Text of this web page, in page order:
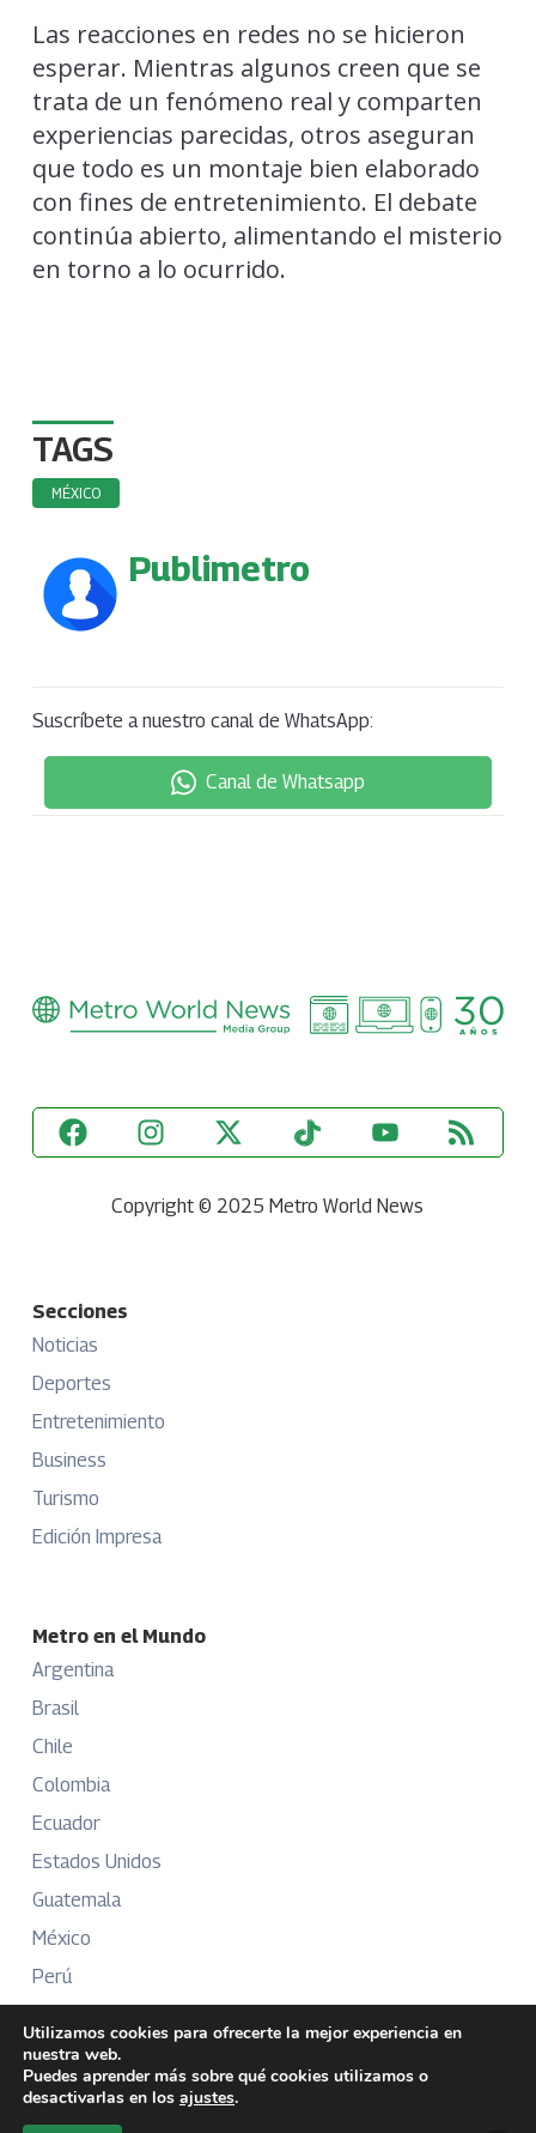
Las reacciones en redes no se hicieron
esperar. Mientras algunos creen que se
trata de un fenómeno real y comparten
experiencias parecidas, otros aseguran
que todo es un montaje bien elaborado
con fines de entretenimiento. El debate
continúa abierto, alimentando el misterio
en torno a lo ocurrido.
TAGS
MÉXICO
Publimetro
Suscríbete a nuestro canal de WhatsApp:
Canal de Whatsapp
Copyright © 2025 Metro World News
Secciones
Noticias
Deportes
Entretenimiento
Business
Turismo
Edición Impresa
Metro en el Mundo
Argentina
Brasil
Chile
Colombia
Ecuador
Estados Unidos
Guatemala
México
Perú
Más Información
Utilizamos cookies para ofrecerte la mejor experiencia en
nuestra web.
Puedes aprender más sobre qué cookies utilizamos o
desactivarlas en los ajustes.